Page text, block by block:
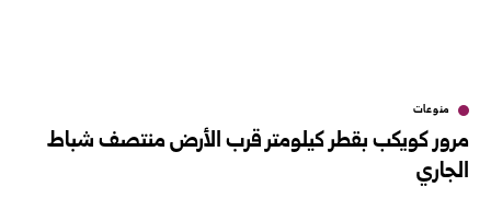
منوعات
مرور كويكب بقطر كيلومتر قرب الأرض منتصف شباط
الجاري